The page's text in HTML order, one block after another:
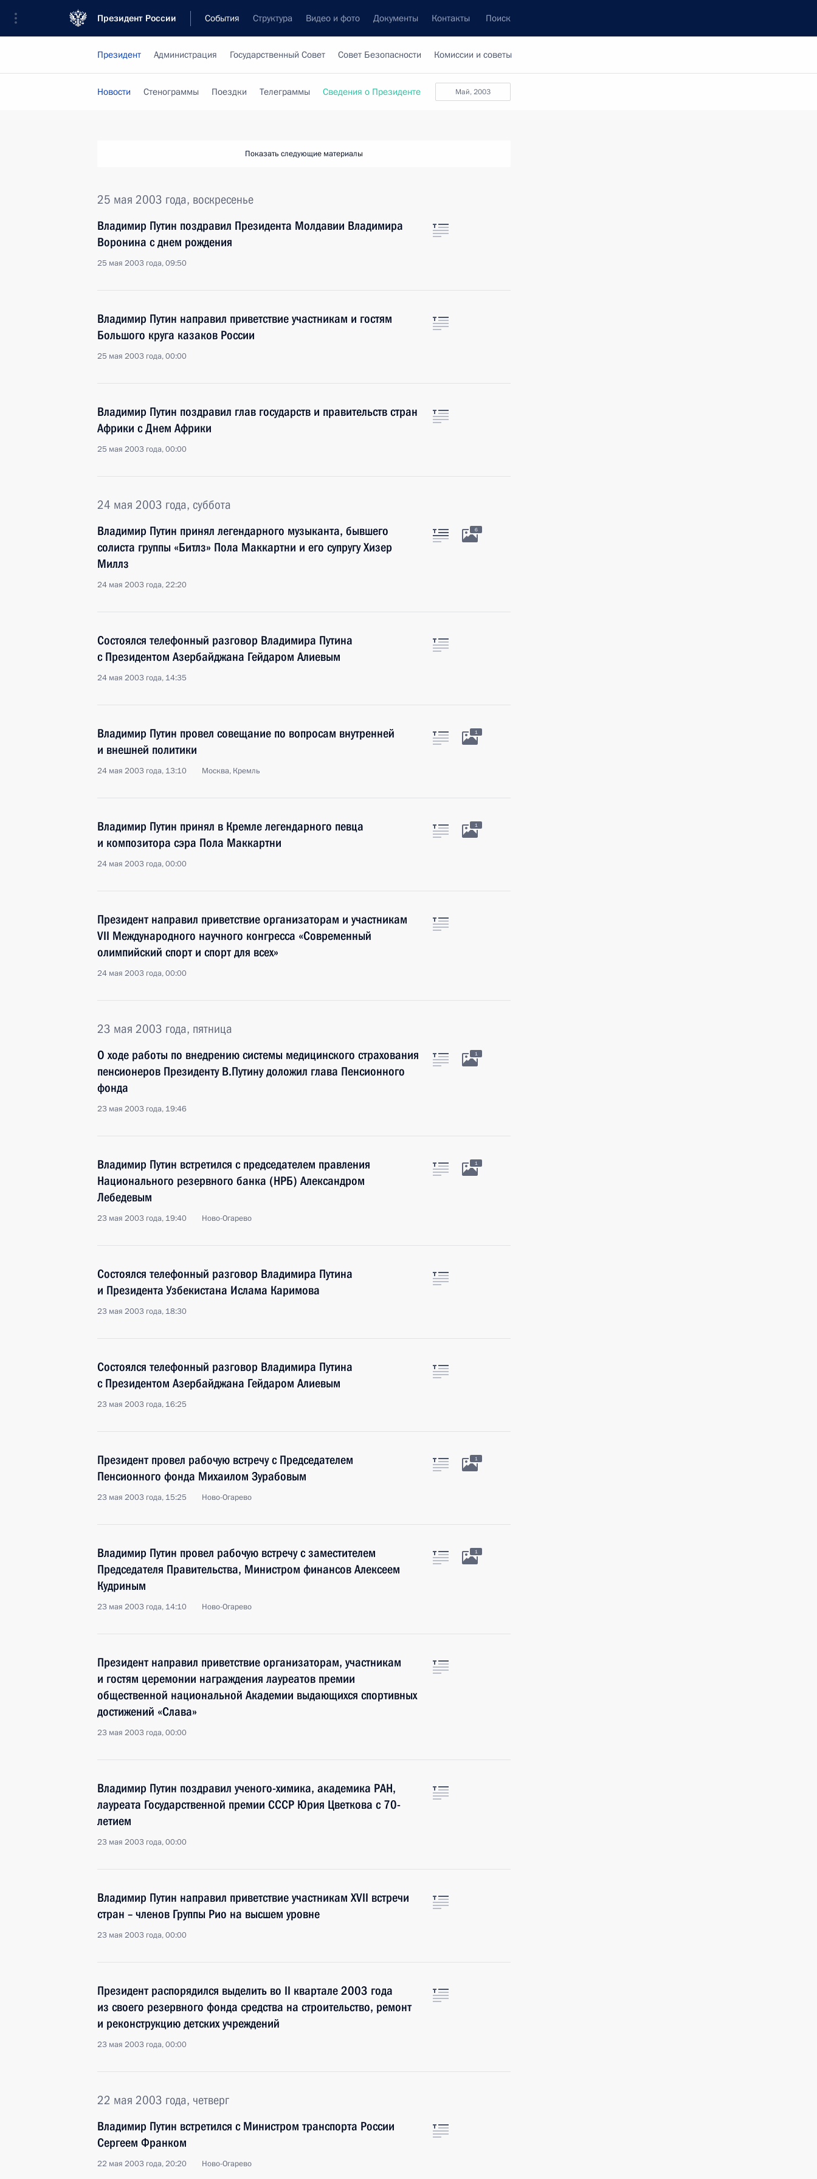
Президент России События Структура Видео и фото Документы Контакты Поиск
Президент Администрация Государственный Совет Совет Безопасности Комиссии и советы
май, 2003
Новости Стенограммы Поездки Телеграммы Сведения о Президенте
Показать следующие материалы
25 мая 2003 года, воскресенье
Владимир Путин поздравил Президента Молдавии Владимира
Воронина с днем рождения
25 мая 2003 года, 09:50
Владимир Путин направил приветствие участникам и гостям
Большого круга казаков России
25 мая 2003 года, 00:00
Владимир Путин поздравил глав государств и правительств стран
Африки с Днем Африки
25 мая 2003 года, 00:00
24 мая 2003 года, суббота
Владимир Путин принял легендарного музыканта, бывшего
солиста группы «Битлз» Пола Маккартни и его супругу Хизер
Миллз
24 мая 2003 года, 22:20
6
Состоялся телефонный разговор Владимира Путина
с Президентом Азербайджана Гейдаром Алиевым
24 мая 2003 года, 14:35
Владимир Путин провел совещание по вопросам внутренней
и внешней политики
24 мая 2003 года, 13:10 Москва, Кремль
1
Владимир Путин принял в Кремле легендарного певца
и композитора сэра Пола Маккартни
24 мая 2003 года, 00:00
1
Президент направил приветствие организаторам и участникам
VII Международного научного конгресса «Современный
олимпийский спорт и спорт для всех»
24 мая 2003 года, 00:00
23 мая 2003 года, пятница
О ходе работы по внедрению системы медицинского страхования
пенсионеров Президенту В.Путину доложил глава Пенсионного
фонда
23 мая 2003 года, 19:46
1
Владимир Путин встретился с председателем правления
Национального резервного банка (НРБ) Александром
Лебедевым
23 мая 2003 года, 19:40 Ново-Огарево
1
Состоялся телефонный разговор Владимира Путина
и Президента Узбекистана Ислама Каримова
23 мая 2003 года, 18:30
Состоялся телефонный разговор Владимира Путина
с Президентом Азербайджана Гейдаром Алиевым
23 мая 2003 года, 16:25
Президент провел рабочую встречу с Председателем
Пенсионного фонда Михаилом Зурабовым
23 мая 2003 года, 15:25 Ново-Огарево
1
Владимир Путин провел рабочую встречу с заместителем
Председателя Правительства, Министром финансов Алексеем
Кудриным
23 мая 2003 года, 14:10 Ново-Огарево
1
Президент направил приветствие организаторам, участникам
и гостям церемонии награждения лауреатов премии
общественной национальной Академии выдающихся спортивных
достижений «Слава»
23 мая 2003 года, 00:00
Владимир Путин поздравил ученого-химика, академика РАН,
лауреата Государственной премии СССР Юрия Цветкова с 70-
летием
23 мая 2003 года, 00:00
Владимир Путин направил приветствие участникам XVII встречи
стран – членов Группы Рио на высшем уровне
23 мая 2003 года, 00:00
Президент распорядился выделить во II квартале 2003 года
из своего резервного фонда средства на строительство, ремонт
и реконструкцию детских учреждений
23 мая 2003 года, 00:00
22 мая 2003 года, четверг
Владимир Путин встретился с Министром транспорта России
Сергеем Франком
22 мая 2003 года, 20:20 Ново-Огарево